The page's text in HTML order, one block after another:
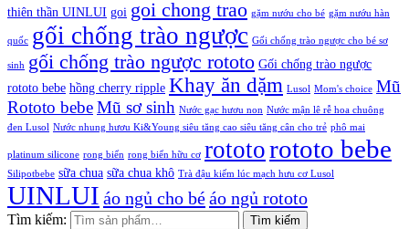
thiên thần UINLUI goi goi chong trao gặm nướu cho bé gặm nướu hàn
quốc gối chống trào ngược Gối chống trào ngược cho bé sơ
sinh gối chống trào ngược rototo Gối chống trào ngược
rototo bebe hồng cherry ripple Khay ăn dặm Lusol Mom's choice Mũ
Rototo bebeMũ sơ sinh Nước gạc hươu non Nước mận lê rễ hoa chuông
đen Lusol Nước nhung hươu Ki&Young siêu tăng cao siêu tăng cân cho trẻ phô mai
platinum silicone rong biển rong biển hữu cơ rototorototo bebe
Silipotbebe sữa chua sữa chua khô Trà đậu kiếm lúc mạch hưu cơ Lusol
UINLUI áo ngủ cho béáo ngủ rototo
Tìm kiếm: Tìm kiếm